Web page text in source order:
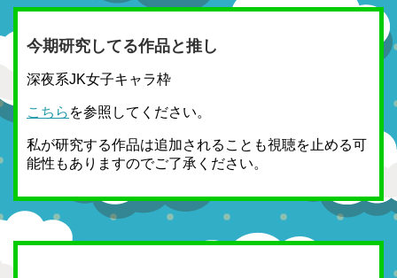
今期研究してる作品と推し
深夜系JK女子キャラ枠
こちら を参照してください。
私が研究する作品は追加されることも視聴を止める可
能性もありますのでご了承ください。